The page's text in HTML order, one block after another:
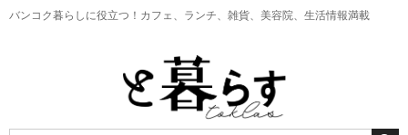
バンコク暮らしに役立つ！ カフェ、ランチ、雑貨、美容院、生活情報満載